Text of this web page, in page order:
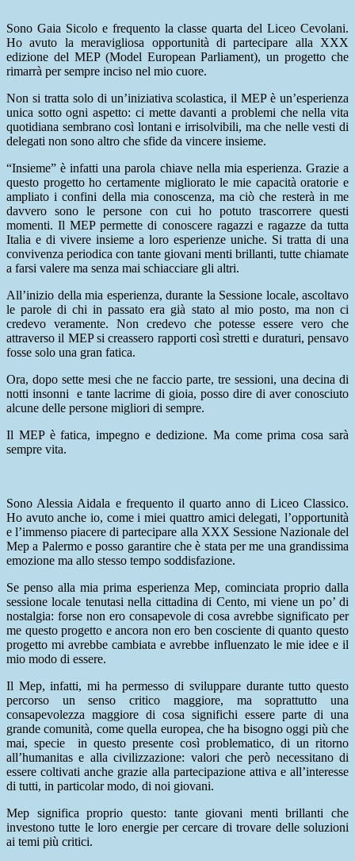
Sono Gaia Sicolo e frequento la classe quarta del Liceo Cevolani.
Ho avuto la meravigliosa opportunità di partecipare alla XXX
edizione del MEP (Model European Parliament), un progetto che
rimarrà per sempre inciso nel mio cuore.
Non si tratta solo di un’iniziativa scolastica, il MEP è un’esperienza
unica sotto ogni aspetto: ci mette davanti a problemi che nella vita
quotidiana sembrano così lontani e irrisolvibili, ma che nelle vesti di
delegati non sono altro che sfide da vincere insieme.
“Insieme” è infatti una parola chiave nella mia esperienza. Grazie a
questo progetto ho certamente migliorato le mie capacità oratorie e
ampliato i confini della mia conoscenza, ma ciò che resterà in me
davvero sono le persone con cui ho potuto trascorrere questi
momenti. Il MEP permette di conoscere ragazzi e ragazze da tutta
Italia e di vivere insieme a loro esperienze uniche. Si tratta di una
convivenza periodica con tante giovani menti brillanti, tutte chiamate
a farsi valere ma senza mai schiacciare gli altri.
All’inizio della mia esperienza, durante la Sessione locale, ascoltavo
le parole di chi in passato era già stato al mio posto, ma non ci
credevo veramente. Non credevo che potesse essere vero che
attraverso il MEP si creassero rapporti così stretti e duraturi, pensavo
fosse solo una gran fatica.
Ora, dopo sette mesi che ne faccio parte, tre sessioni, una decina di
notti insonni e tante lacrime di gioia, posso dire di aver conosciuto
alcune delle persone migliori di sempre.
Il MEP è fatica, impegno e dedizione. Ma come prima cosa sarà
sempre vita.
Sono Alessia Aidala e frequento il quarto anno di Liceo Classico.
Ho avuto anche io, come i miei quattro amici delegati, l’opportunità
e l’immenso piacere di partecipare alla XXX Sessione Nazionale del
Mep a Palermo e posso garantire che è stata per me una grandissima
emozione ma allo stesso tempo soddisfazione.
Se penso alla mia prima esperienza Mep, cominciata proprio dalla
sessione locale tenutasi nella cittadina di Cento, mi viene un po’ di
nostalgia: forse non ero consapevole di cosa avrebbe significato per
me questo progetto e ancora non ero ben cosciente di quanto questo
progetto mi avrebbe cambiata e avrebbe influenzato le mie idee e il
mio modo di essere.
Il Mep, infatti, mi ha permesso di sviluppare durante tutto questo
percorso un senso critico maggiore, ma soprattutto una
consapevolezza maggiore di cosa significhi essere parte di una
grande comunità, come quella europea, che ha bisogno oggi più che
mai, specie in questo presente così problematico, di un ritorno
all’humanitas e alla civilizzazione: valori che però necessitano di
essere coltivati anche grazie alla partecipazione attiva e all’interesse
di tutti, in particolar modo, di noi giovani.
Mep significa proprio questo: tante giovani menti brillanti che
investono tutte le loro energie per cercare di trovare delle soluzioni
ai temi più critici.